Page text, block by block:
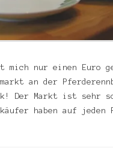
mich nur einen Euro
an der
Der Markt ist sehr
haben auf jeden